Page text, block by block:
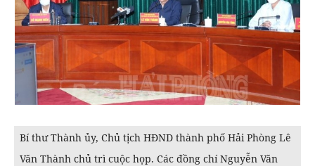
Bí thư Thành ủy, Chủ tịch HĐND thành phố Hải Phòng Lê
Văn Thành chủ trì cuộc họp. Các đồng chí Nguyễn Văn